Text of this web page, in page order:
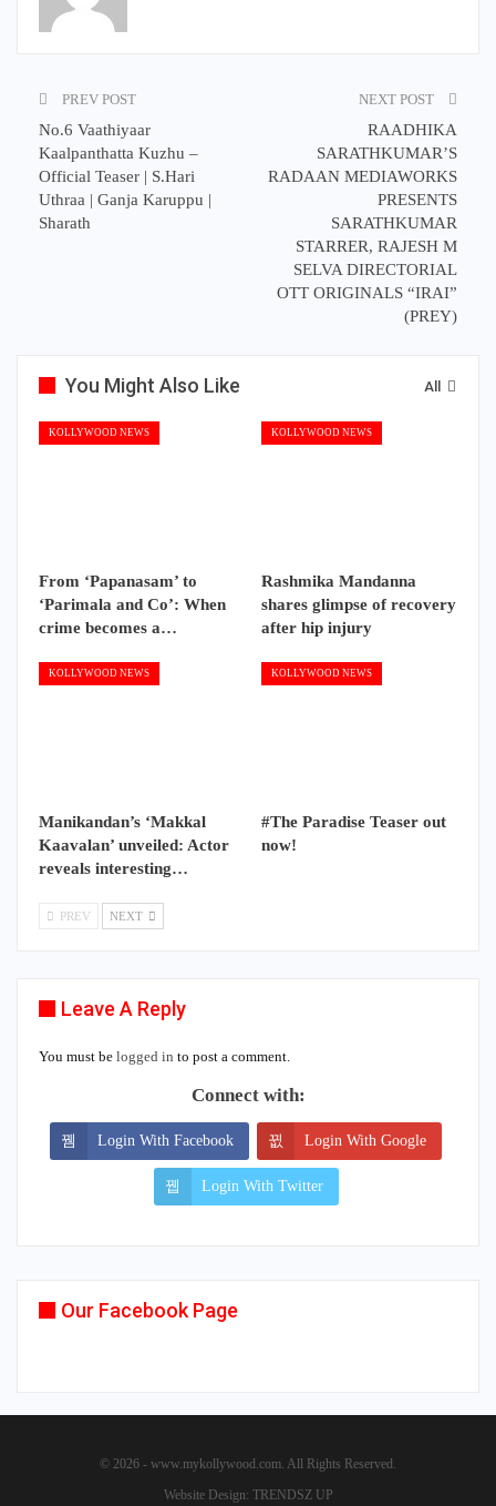
PREV POST
No.6 Vaathiyaar
Kaalpanthatta Kuzhu –
Official Teaser | S.Hari
Uthraa | Ganja Karuppu |
Sharath
NEXT POST
RAADHIKA
SARATHKUMAR’S
RADAAN MEDIAWORKS
PRESENTS
SARATHKUMAR
STARRER, RAJESH M
SELVA DIRECTORIAL
OTT ORIGINALS “IRAI”
(PREY)
All
You Might Also Like
KOLLYWOOD NEWS
From ‘Papanasam’ to
‘Parimala and Co’: When
crime becomes a…
KOLLYWOOD NEWS
Rashmika Mandanna
shares glimpse of recovery
after hip injury
KOLLYWOOD NEWS
Manikandan’s ‘Makkal
Kaavalan’ unveiled: Actor
reveals interesting…
KOLLYWOOD NEWS
#The Paradise Teaser out
now!
PREV NEXT
Leave A Reply
You must be logged in to post a comment.
Connect with:
Login With Facebook Login With Google
Login With Twitter
Our Facebook Page
© 2026 - www.mykollywood.com. All Rights Reserved.
Website Design: TRENDSZ UP